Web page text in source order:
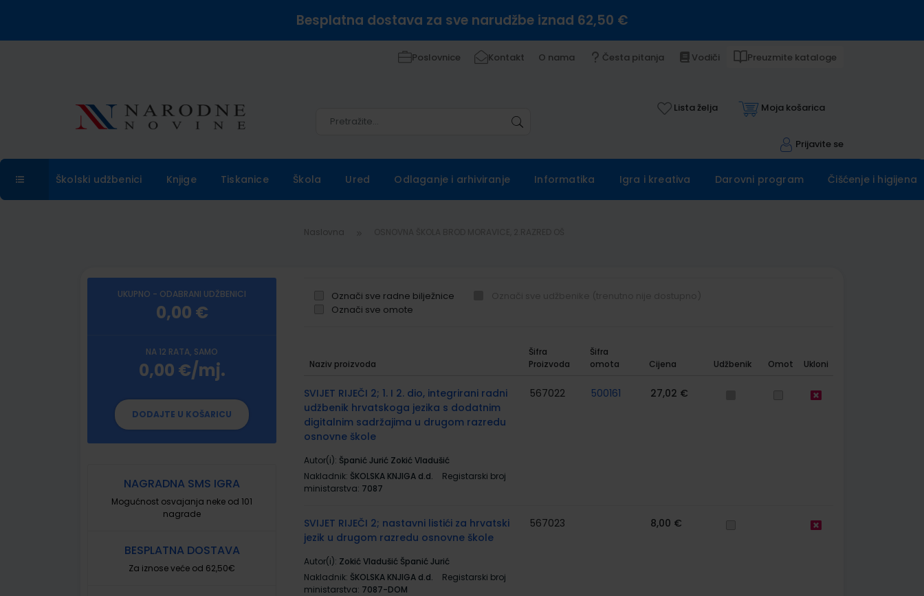
Besplatna dostava za sve narudžbe iznad 62,50 €
Poslovnice Kontakt O nama Česta pitanja Vodiči Preuzmite kataloge
Lista želja Moja košarica
Prijavite se
Školski udžbenici Knjige Tiskanice Škola Ured Odlaganje i arhiviranje Informatika Igra i kreativa Darovni program Čišćenje i higijena
Naslovna
UKUPNO - ODABRANI UDŽBENICI
0,00 €
NA 12 RATA, SAMO
0,00 €/mj.
DODAJTE U KOŠARICU
NAGRADNA SMS IGRA
Mogućnost osvajanja neke od 101
nagrade
BESPLATNA DOSTAVA
Za iznose veće od 62,50€
Označi sve radne bilježnice
Označi sve omote
proizvodi
Naziv proizvoda
Šifra
Proizvoda
Šifra
omota
Cijena Udžbenik Omot Ukloni
SVIJET RIJEČI 2; 1. I 2. dio, integrirani radni
udžbenik hrvatskoga jezika s dodatnim
digitalnim sadržajima u drugom razredu
osnovne škole
Autor(i): Španić Jurić Zokić Vladušić
Nakladnik: ŠKOLSKA KNJIGA d.d.
Registarski broj
ministarstva: 7087
567022 500161 27,02 €
SVIJET RIJEČI 2; nastavni listići za hrvatski
jezik u drugom razredu osnovne škole
Autor(i): Zokić Vladušić Španić Jurić
Nakladnik: ŠKOLSKA KNJIGA d.d.
Registarski broj
ministarstva: 7087-DOM
567023 8,00 €